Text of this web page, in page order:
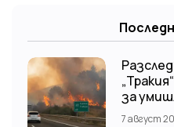
за
7 август